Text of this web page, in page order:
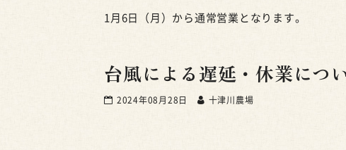
1月6日（月）から通常営業となります。
台風による遅延・休業につ
2024年08月28日 十津川農場